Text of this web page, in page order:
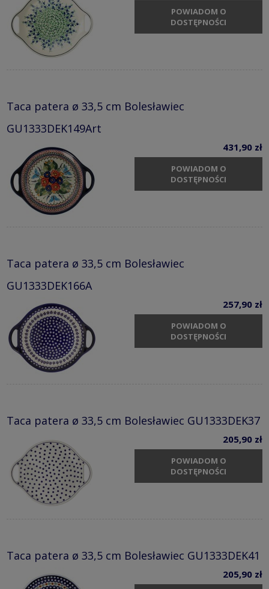
POWIADOM O
DOSTĘPNOŚCI
Taca patera ø 33,5 cm Bolesławiec
GU1333DEK149Art
431,90 zł
POWIADOM O
DOSTĘPNOŚCI
Taca patera ø 33,5 cm Bolesławiec
GU1333DEK166A
257,90 zł
POWIADOM O
DOSTĘPNOŚCI
Taca patera ø 33,5 cm Bolesławiec GU1333DEK37
205,90 zł
POWIADOM O
DOSTĘPNOŚCI
Taca patera ø 33,5 cm Bolesławiec GU1333DEK41
205,90 zł